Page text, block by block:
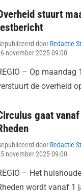
stuurt
door Redactie
november 2025 09:00
– Op maandag
de overheid
gaat
door Redactie
november 2025 09:00
– Het
wordt vanaf 1